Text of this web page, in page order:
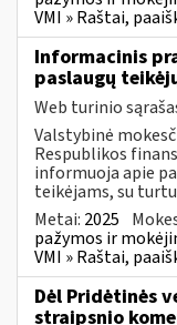
VMI » Raštai,
Informacinis
paslaugų
Web turinio
Valstybinė
Respublikos
informuoja apie
teikėjams, su
Metai: 2025
pažymos ir
VMI » Raštai,
Dėl Pridėtinės
straipsnio